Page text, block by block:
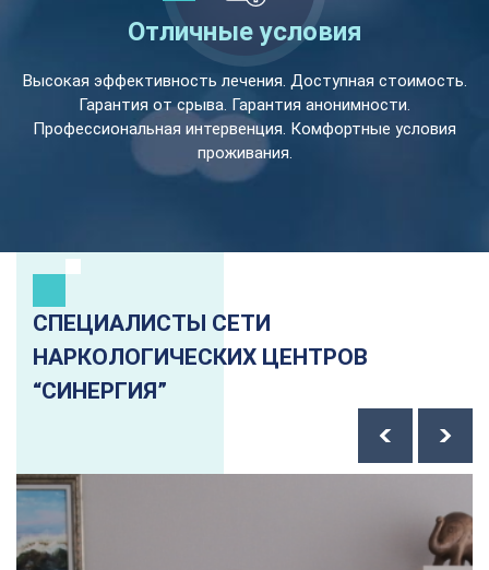
Отличные условия
Высокая эффективность лечения. Доступная стоимость.
Гарантия от срыва. Гарантия анонимности.
Профессиональная интервенция. Комфортные условия
проживания.
СПЕЦИАЛИСТЫ СЕТИ
НАРКОЛОГИЧЕСКИХ ЦЕНТРОВ
“СИНЕРГИЯ”